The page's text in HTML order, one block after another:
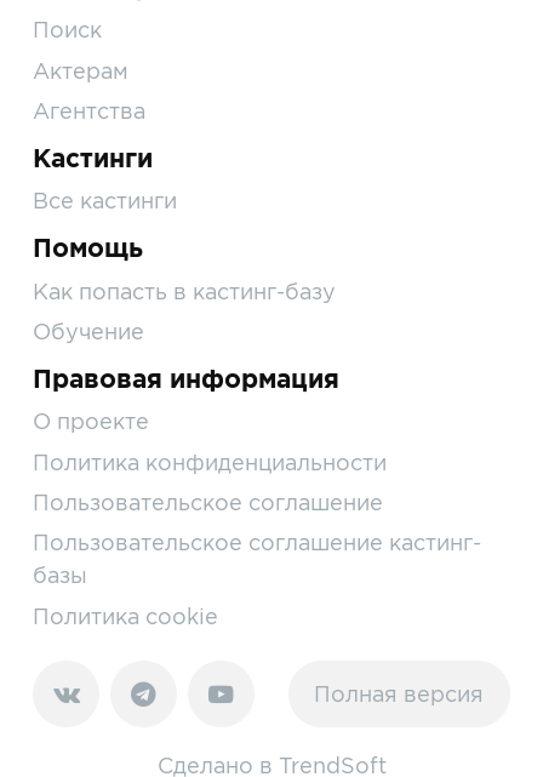
Поиск
Актерам
Агентства
Кастинги
Все кастинги
Помощь
Как попасть в кастинг-базу
Обучение
Правовая информация
О проекте
Политика конфиденциальности
Пользовательское соглашение
Пользовательское соглашение кастинг-
базы
Политика cookie
Полная версия
Сделано в TrendSoft